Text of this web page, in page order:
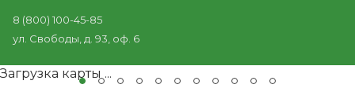
8 (800) 100-45-85
ул. Свободы, д. 93, оф. 6
Загрузка карты ...